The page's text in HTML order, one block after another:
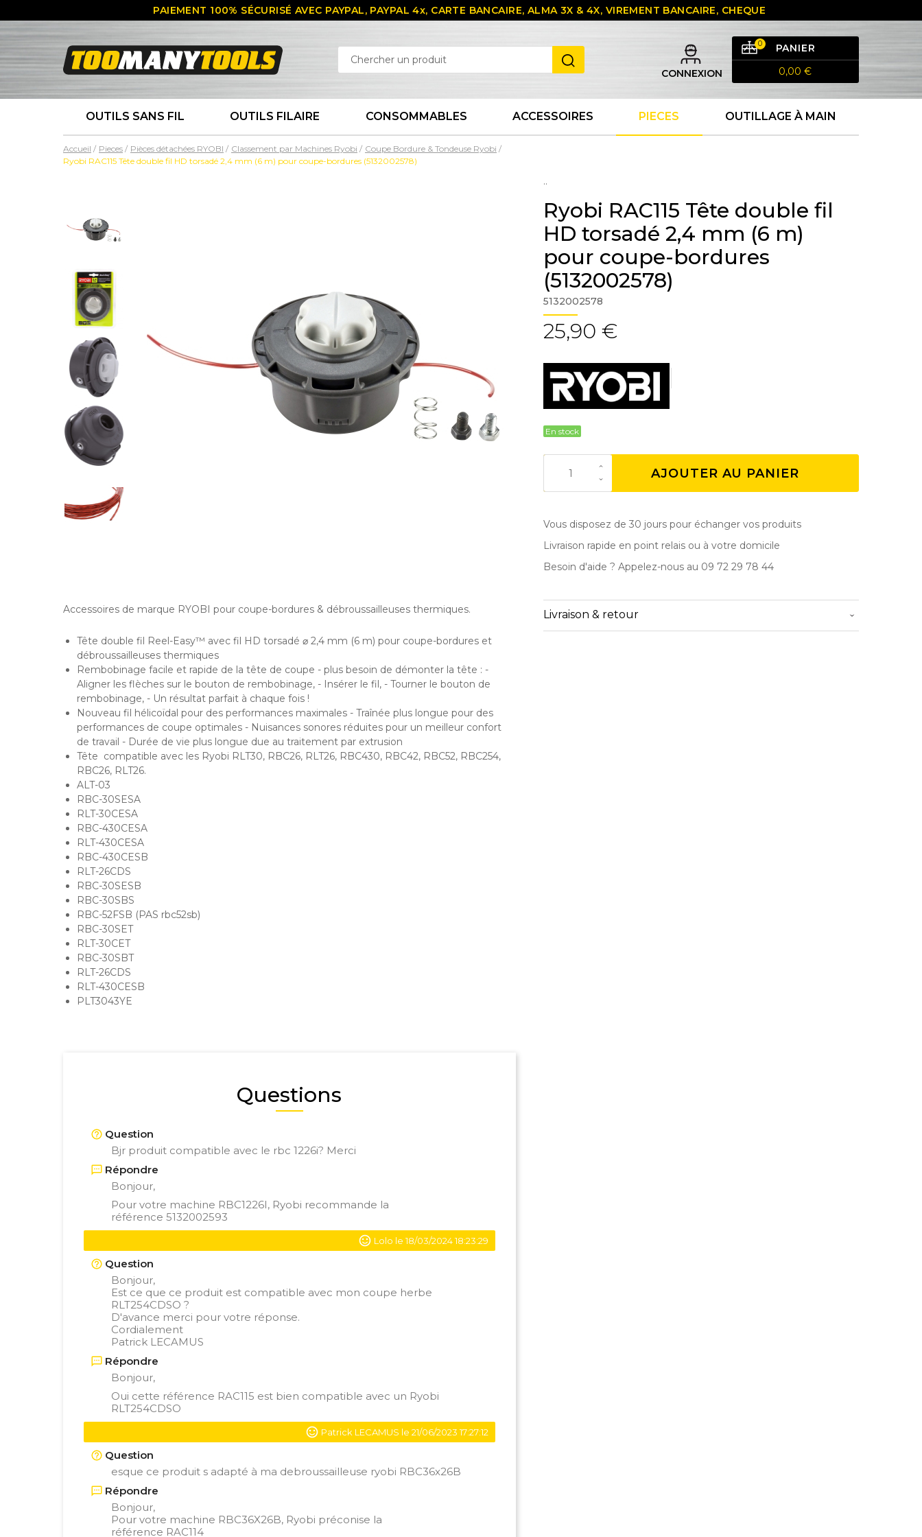
PAIEMENT 100% SÉCURISÉ AVEC PAYPAL, PAYPAL 4x, CARTE BANCAIRE, ALMA 3X & 4X, VIREMENT BANCAIRE, CHEQUE
CONNEXION
PANIER
0
0,00 €
OUTILS SANS FIL OUTILS FILAIRE CONSOMMABLES ACCESSOIRES PIECES OUTILLAGE À MAIN
Accueil Pieces Pièces détachées RYOBI Classement par Machines Ryobi
Coupe Bordure & Tondeuse Ryobi
Ryobi RAC115 Tête double fil HD torsadé 2,4 mm (6 m) pour coupe-bordures (5132002578)
Accessoires de marque RYOBI pour coupe-bordures & débroussailleuses thermiques.
Tête double fil Reel-Easy™ avec fil HD torsadé ⌀ 2,4 mm (6 m) pour coupe-bordures et
débroussailleuses thermiques
Rembobinage facile et rapide de la tête de coupe - plus besoin de démonter la tête : -
Aligner les flèches sur le bouton de rembobinage, - Insérer le fil, - Tourner le bouton de
rembobinage, - Un résultat parfait à chaque fois !
Nouveau fil hélicoïdal pour des performances maximales - Traînée plus longue pour des
performances de coupe optimales - Nuisances sonores réduites pour un meilleur confort
de travail - Durée de vie plus longue due au traitement par extrusion
Tête compatible avec les Ryobi RLT30, RBC26, RLT26, RBC430, RBC42, RBC52, RBC254,
RBC26, RLT26.
ALT-03
RBC-30SESA
RLT-30CESA
RBC-430CESA
RLT-430CESA
RBC-430CESB
RLT-26CDS
RBC-30SESB
RBC-30SBS
RBC-52FSB (PAS rbc52sb)
RBC-30SET
RLT-30CET
RBC-30SBT
RLT-26CDS
RLT-430CESB
PLT3043YE
Questions
Question
Bjr produit compatible avec le rbc 1226i? Merci
Répondre
Bonjour,
Pour votre machine RBC1226I, Ryobi recommande la
référence 5132002593
Lolo le 18/03/2024 18:23:29
Question
Bonjour,
Est ce que ce produit est compatible avec mon coupe herbe
RLT254CDSO ?
D'avance merci pour votre réponse.
Cordialement
Patrick LECAMUS
Répondre
Bonjour,
Oui cette référence RAC115 est bien compatible avec un Ryobi
RLT254CDSO
Patrick LECAMUS le 21/06/2023 17:27:12
Question
esque ce produit s adapté à ma debroussailleuse ryobi RBC36x26B
Répondre
Bonjour,
Pour votre machine RBC36X26B, Ryobi préconise la
référence RAC114
..
Ryobi RAC115 Tête double fil
HD torsadé 2,4 mm (6 m)
pour coupe-bordures
(5132002578)
5132002578
25,90 €
En stock
AJOUTER AU PANIER
Vous disposez de 30 jours pour échanger vos produits
Livraison rapide en point relais ou à votre domicile
Besoin d'aide ? Appelez-nous au 09 72 29 78 44
Livraison & retour